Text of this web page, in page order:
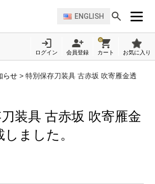
ENGLISH
ログイン 会員登録
0
カート お気に入り
らせ >特別保存刀装具 古赤坂 吹寄雁金透
装具 古赤坂 吹寄雁金
ました。